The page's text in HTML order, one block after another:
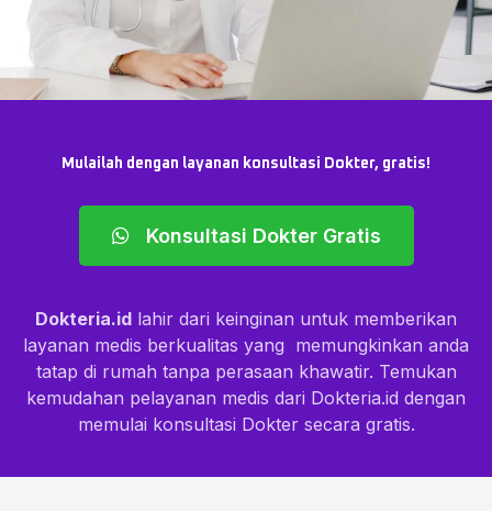
Mulailah dengan layanan konsultasi Dokter, gratis!
Konsultasi Dokter Gratis
Dokteria.id lahir dari keinginan untuk memberikan
layanan medis berkualitas yang memungkinkan anda
tatap di rumah tanpa perasaan khawatir. Temukan
kemudahan pelayanan medis dari Dokteria.id dengan
memulai konsultasi Dokter secara gratis.